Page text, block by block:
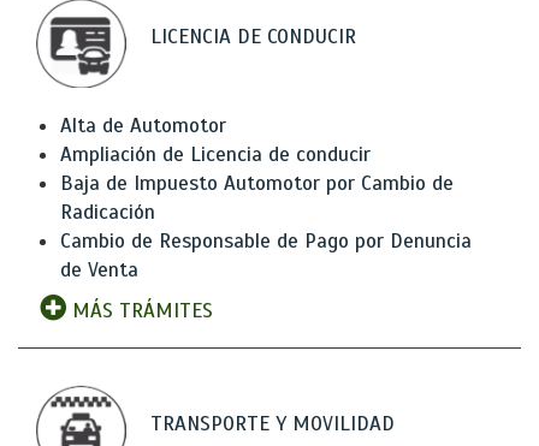
LICENCIA DE CONDUCIR
Alta de Automotor
Ampliación de Licencia de conducir
Baja de Impuesto Automotor por Cambio de
Radicación
Cambio de Responsable de Pago por Denuncia
de Venta
MÁS TRÁMITES
TRANSPORTE Y MOVILIDAD